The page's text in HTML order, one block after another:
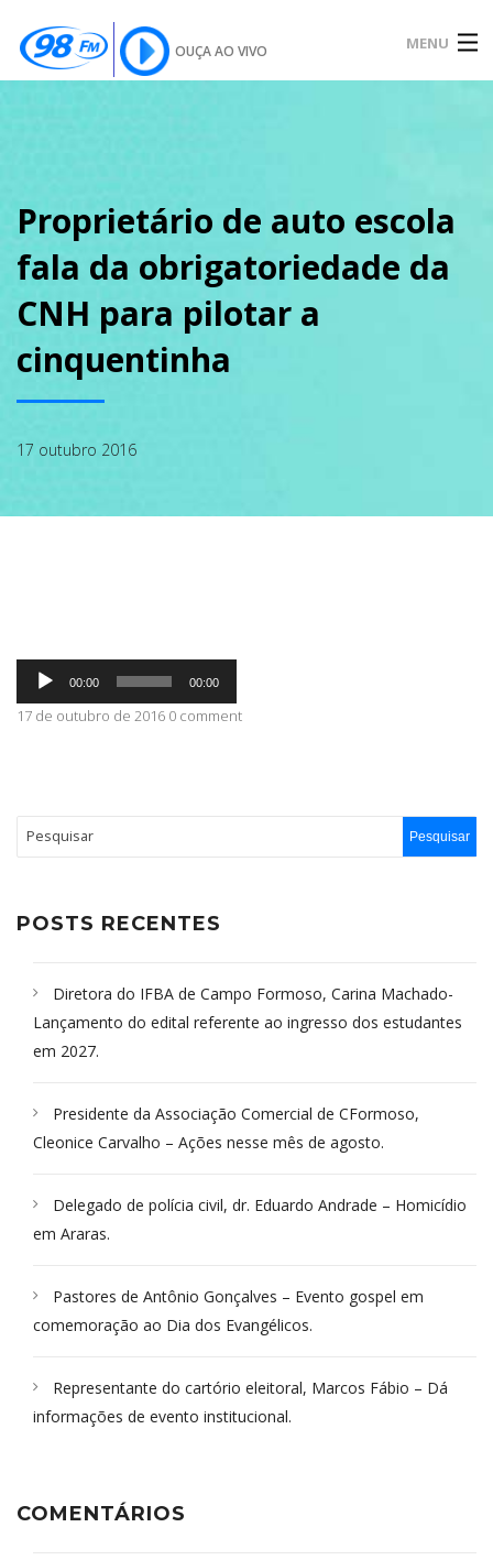
OUÇA AO VIVO MENU
SOBRE
PODCAST
GALERIA
Proprietário de auto escola
fala da obrigatoriedade da
CNH para pilotar a
cinquentinha
17 outubro 2016
Tocador
áudio
00:00 00:00
17 de outubro de 2016 0 comment
POSTS RECENTES
Diretora do IFBA de Campo Formoso, Carina Machado-
Lançamento do edital referente ao ingresso dos estudantes
em 2027.
Presidente da Associação Comercial de CFormoso,
Cleonice Carvalho – Ações nesse mês de agosto.
Delegado de polícia civil, dr. Eduardo Andrade – Homicídio
em Araras.
Pastores de Antônio Gonçalves – Evento gospel em
comemoração ao Dia dos Evangélicos.
Representante do cartório eleitoral, Marcos Fábio – Dá
informações de evento institucional.
COMENTÁRIOS